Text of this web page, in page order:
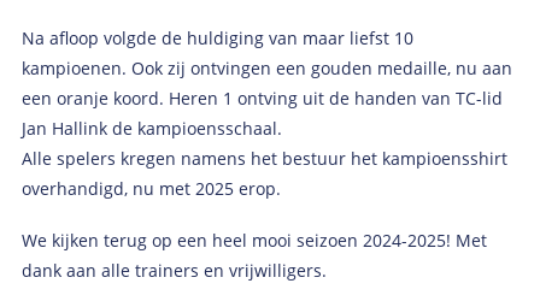
Na afloop volgde de huldiging van maar liefst 10
kampioenen. Ook zij ontvingen een gouden medaille, nu aan
een oranje koord. Heren 1 ontving uit de handen van TC-lid
Jan Hallink de kampioensschaal.
Alle spelers kregen namens het bestuur het kampioensshirt
overhandigd, nu met 2025 erop.
We kijken terug op een heel mooi seizoen 2024-2025! Met
dank aan alle trainers en vrijwilligers.